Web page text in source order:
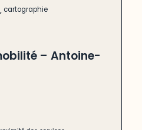
, cartographie
– Antoine-